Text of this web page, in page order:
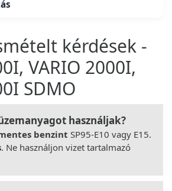
kérdések -
VARIO 2000I,
SDMO
használjak?
benzint SP95-E10 vagy E15.
. Ne használjon vizet tartalmazó